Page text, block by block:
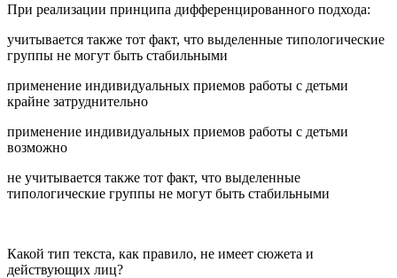
При реализации принципа дифференцированного подхода:
учитывается также тот факт, что выделенные типологические
группы не могут быть стабильными
применение индивидуальных приемов работы с детьми
крайне затруднительно
применение индивидуальных приемов работы с детьми
возможно
не учитывается также тот факт, что выделенные
типологические группы не могут быть стабильными
Какой тип текста, как правило, не имеет сюжета и
действующих лиц?